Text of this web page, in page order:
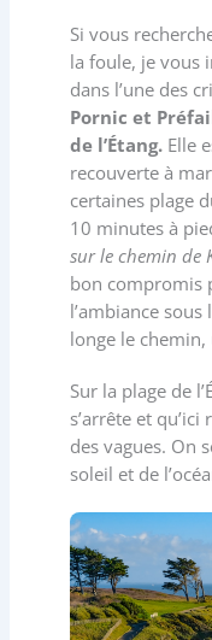
Si vous
la foule, je vous
dans l’une des
Pornic et
de l’Étang.Elle
recouverte à
certaines plage
10 minutes à
sur le chemin de
bon compromis
l’ambiance
longe le chemin,
Sur la plage de
s’arrête et
des vagues. On
soleil et de